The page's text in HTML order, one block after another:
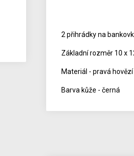
2 přihrádky na
Základní rozměr 10 x
Materiál - pravá
Barva kůže - černá